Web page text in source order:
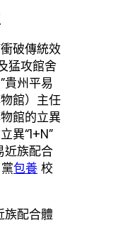
破傳統效
猛攻館舍
貴州平易
館）主任
館的立異
異“1+N”
近族配合
包養 校
族配合體